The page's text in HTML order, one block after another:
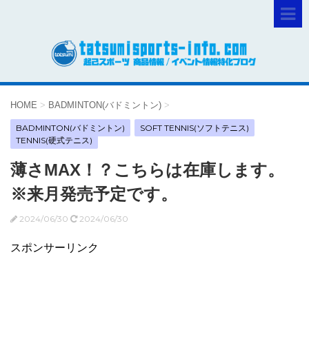
HOME > BADMINTON(バドミントン) >
BADMINTON(バドミントン)
SOFT TENNIS(ソフトテニス)
TENNIS(硬式テニス)
薄さMAX！？こちらは在庫します。
※来月発売予定です。
2024/06/30 2024/06/30
スポンサーリンク